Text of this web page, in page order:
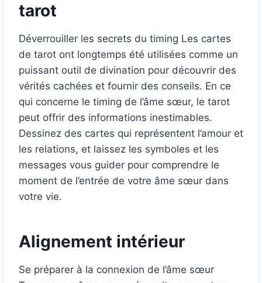
tarot
Déverrouiller les secrets du timing Les cartes
de tarot ont longtemps été utilisées comme un
puissant outil de divination pour découvrir des
vérités cachées et fournir des conseils. En ce
qui concerne le timing de l’âme sœur, le tarot
peut offrir des informations inestimables.
Dessinez des cartes qui représentent l’amour et
les relations, et laissez les symboles et les
messages vous guider pour comprendre le
moment de l’entrée de votre âme sœur dans
votre vie.
Alignement intérieur
Se préparer à la connexion de l’âme sœur